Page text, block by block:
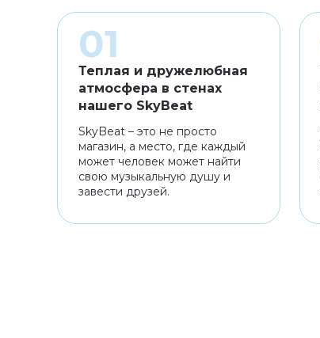
Теплая и дружелюбная
атмосфера в стенах
нашего SkyBeat
SkyBeat – это не просто
магазин, а место, где каждый
может человек может найти
свою музыкальную душу и
завести друзей.